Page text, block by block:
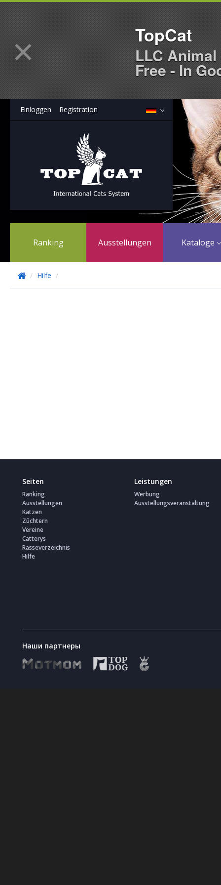
Einloggen Registration
Ranking Ausstellungen Kataloge
/ Hilfe /
Seiten
Ranking
Ausstellungen
Katzen
Züchtern
Vereine
Catterys
Rasseverzeichnis
Hilfe
Leistungen
Werbung
Ausstellungsveranstaltung
Наши партнеры
× TopCat
LLC
Free - In